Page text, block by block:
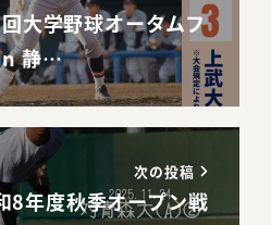
大学野球オータムフ
静…
次の投稿
8年度秋季オープン戦